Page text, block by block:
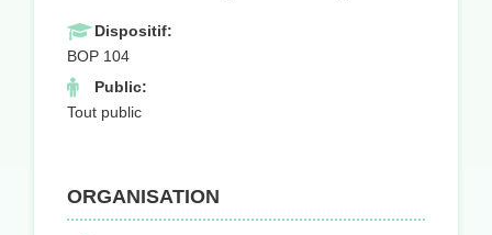
Dispositif:
BOP 104
Public:
Tout public
ORGANISATION